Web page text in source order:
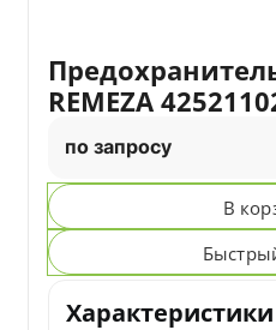
REMEZA
по запросу
В
Характеристики